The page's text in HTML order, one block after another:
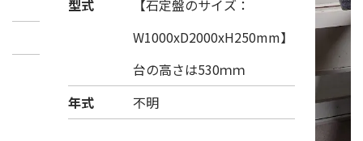
型式
【石定盤のサイズ：
W1000xD2000xH250mm】
台の高さは530ｍｍ
年式
不明